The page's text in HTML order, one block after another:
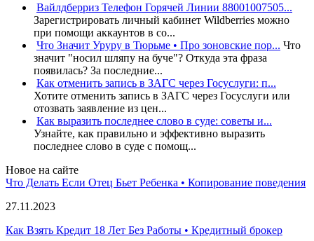
Вайлдберриз Телефон Горячей Линии 88001007505...
Зарегистрировать личный кабинет Wildberries можно
при помощи аккаунтов в со...
Что Значит Уруру в Тюрьме • Про зоновские пор... Что
значит "носил шляпу на буче"? Откуда эта фраза
появилась? За последние...
Как отменить запись в ЗАГС через Госуслуги: п...
Хотите отменить запись в ЗАГС через Госуслуги или
отозвать заявление из цен...
Как выразить последнее слово в суде: советы и...
Узнайте, как правильно и эффективно выразить
последнее слово в суде с помощ...
Новое на сайте
Что Делать Если Отец Бьет Ребенка • Копирование поведения
27.11.2023
Как Взять Кредит 18 Лет Без Работы • Кредитный брокер